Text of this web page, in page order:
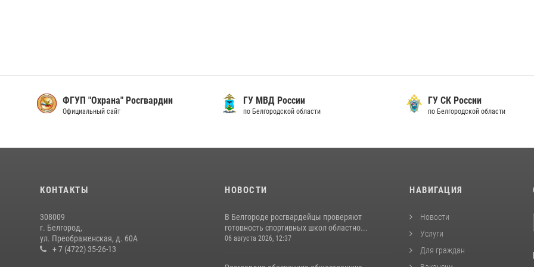
ФГУП "Охрана" Росгвардии
Официальный сайт
ГУ МВД России
по Белгородской области
ГУ СК России
по Белгородской области
КОНТАКТЫ
308009
г. Белгород,
ул. Преображенская, д. 60А
+ 7 (4722) 35-26-13
НОВОСТИ
В Белгороде росгвардейцы проверяют
готовность спортивных школ областно...
06 августа 2026, 12:37
НАВИГАЦИЯ
Новости
Услуги
Для граждан